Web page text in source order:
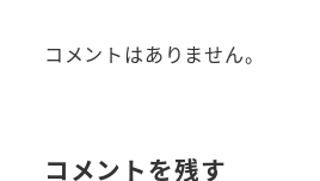
コメントはありません。
コメントを残す